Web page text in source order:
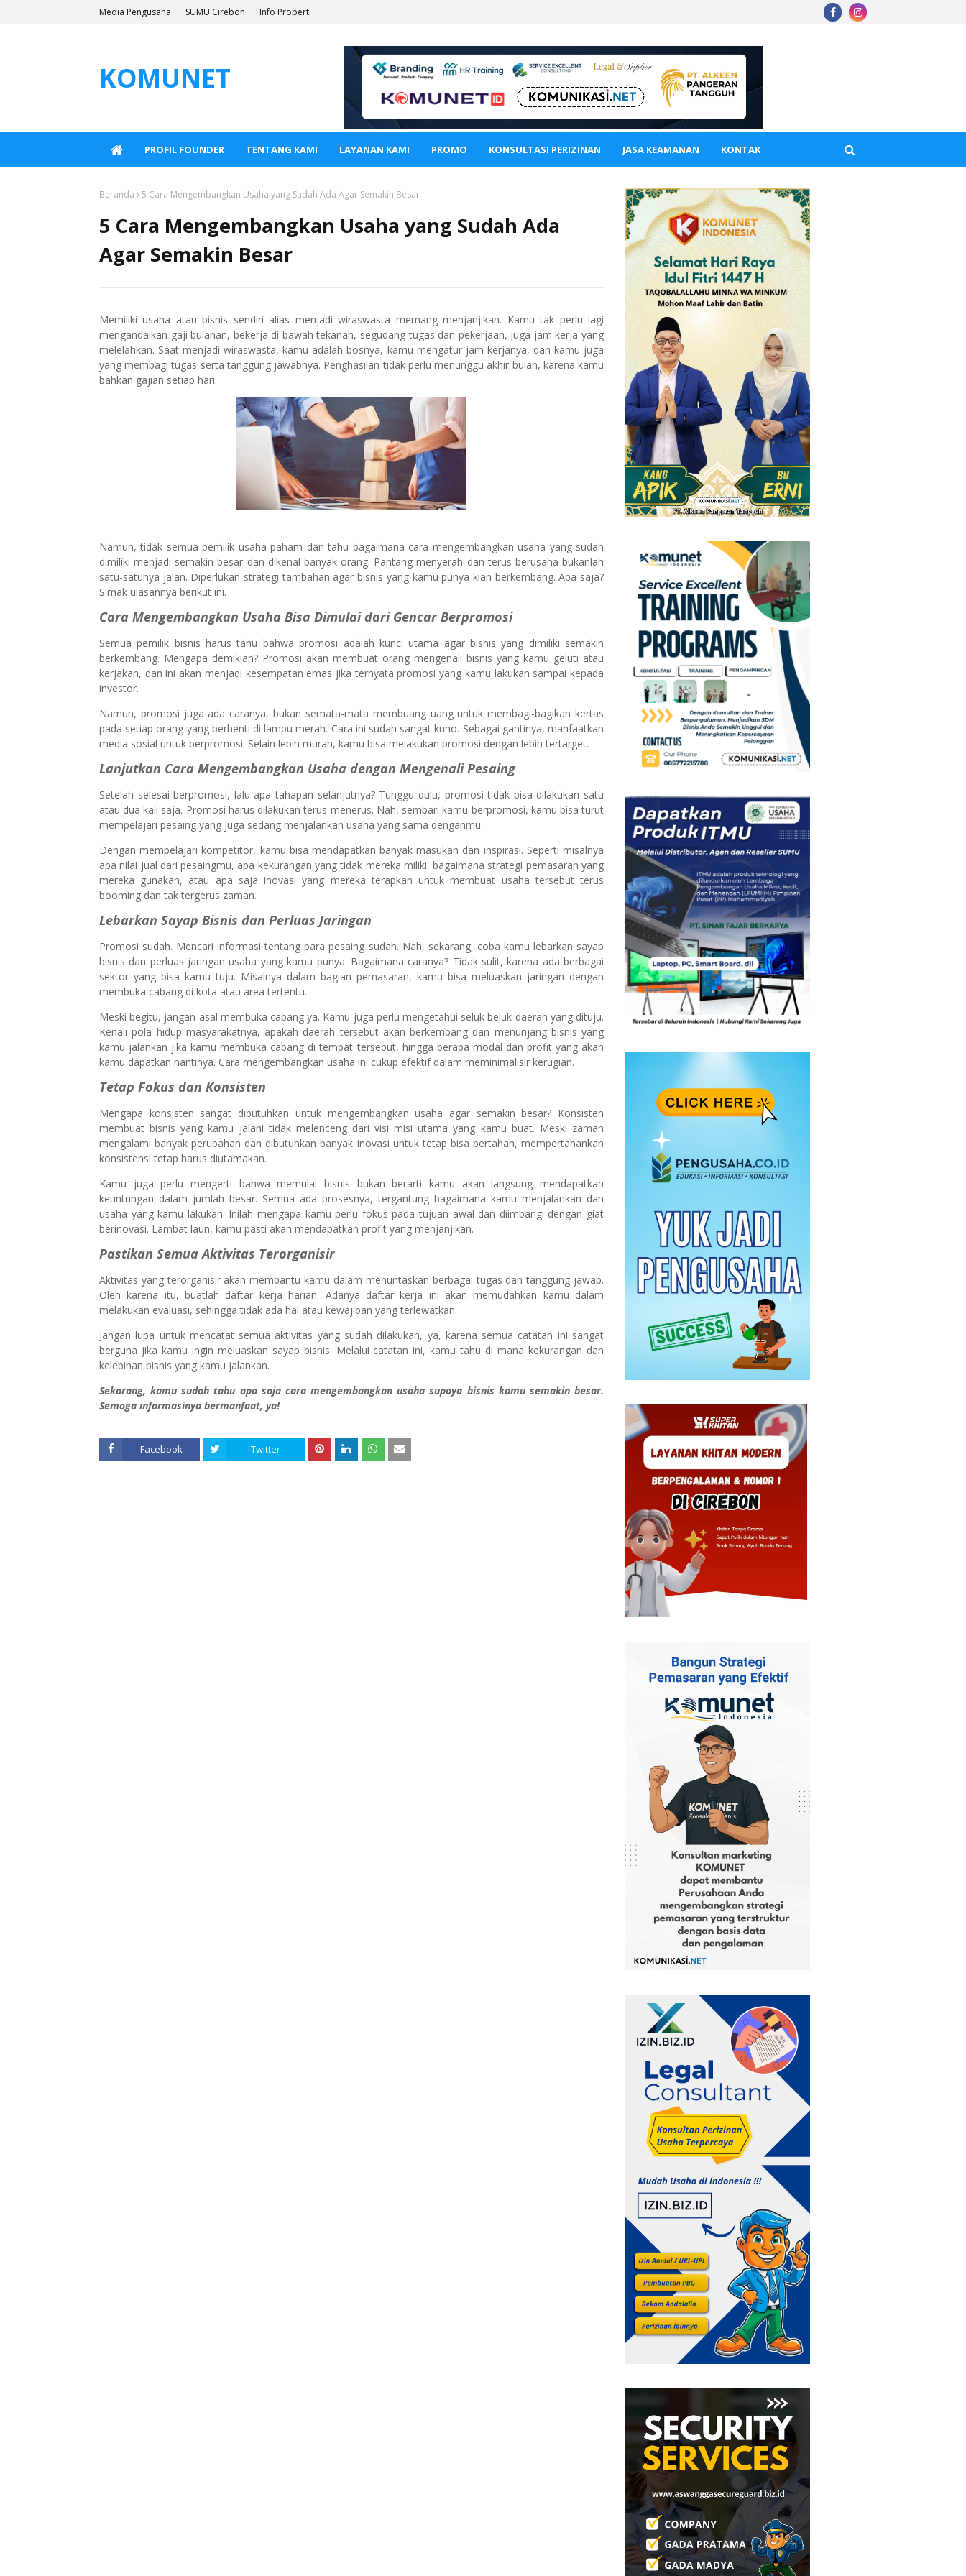
Media Pengusaha SUMU Cirebon Info Properti
KOMUNET
PROFIL FOUNDER TENTANG KAMI LAYANAN KAMI PROMO KONSULTASI PERIZINAN JASA KEAMANAN KONTAK
Beranda 5 Cara Mengembangkan Usaha yang Sudah Ada Agar Semakin Besar
5 Cara Mengembangkan Usaha yang Sudah Ada
Agar Semakin Besar
Memiliki usaha atau bisnis sendiri alias menjadi wiraswasta memang menjanjikan. Kamu tak perlu lagi
mengandalkan gaji bulanan, bekerja di bawah tekanan, segudang tugas dan pekerjaan, juga jam kerja yang
melelahkan. Saat menjadi wiraswasta, kamu adalah bosnya, kamu mengatur jam kerjanya, dan kamu juga
yang membagi tugas serta tanggung jawabnya. Penghasilan tidak perlu menunggu akhir bulan, karena kamu
bahkan gajian setiap hari.
Namun, tidak semua pemilik usaha paham dan tahu bagaimana cara mengembangkan usaha yang sudah
dimiliki menjadi semakin besar dan dikenal banyak orang. Pantang menyerah dan terus berusaha bukanlah
satu-satunya jalan. Diperlukan strategi tambahan agar bisnis yang kamu punya kian berkembang. Apa saja?
Simak ulasannya berikut ini.
Cara Mengembangkan Usaha Bisa Dimulai dari Gencar Berpromosi
Semua pemilik bisnis harus tahu bahwa promosi adalah kunci utama agar bisnis yang dimiliki semakin
berkembang. Mengapa demikian? Promosi akan membuat orang mengenali bisnis yang kamu geluti atau
kerjakan, dan ini akan menjadi kesempatan emas jika ternyata promosi yang kamu lakukan sampai kepada
investor.
Namun, promosi juga ada caranya, bukan semata-mata membuang uang untuk membagi-bagikan kertas
pada setiap orang yang berhenti di lampu merah. Cara ini sudah sangat kuno. Sebagai gantinya, manfaatkan
media sosial untuk berpromosi. Selain lebih murah, kamu bisa melakukan promosi dengan lebih tertarget.
Lanjutkan Cara Mengembangkan Usaha dengan Mengenali Pesaing
Setelah selesai berpromosi, lalu apa tahapan selanjutnya? Tunggu dulu, promosi tidak bisa dilakukan satu
atau dua kali saja. Promosi harus dilakukan terus-menerus. Nah, sembari kamu berpromosi, kamu bisa turut
mempelajari pesaing yang juga sedang menjalankan usaha yang sama denganmu.
Dengan mempelajari kompetitor, kamu bisa mendapatkan banyak masukan dan inspirasi. Seperti misalnya
apa nilai jual dari pesaingmu, apa kekurangan yang tidak mereka miliki, bagaimana strategi pemasaran yang
mereka gunakan, atau apa saja inovasi yang mereka terapkan untuk membuat usaha tersebut terus
booming dan tak tergerus zaman.
Lebarkan Sayap Bisnis dan Perluas Jaringan
Promosi sudah. Mencari informasi tentang para pesaing sudah. Nah, sekarang, coba kamu lebarkan sayap
bisnis dan perluas jaringan usaha yang kamu punya. Bagaimana caranya? Tidak sulit, karena ada berbagai
sektor yang bisa kamu tuju. Misalnya dalam bagian pemasaran, kamu bisa meluaskan jaringan dengan
membuka cabang di kota atau area tertentu.
Meski begitu, jangan asal membuka cabang ya. Kamu juga perlu mengetahui seluk beluk daerah yang dituju.
Kenali pola hidup masyarakatnya, apakah daerah tersebut akan berkembang dan menunjang bisnis yang
kamu jalankan jika kamu membuka cabang di tempat tersebut, hingga berapa modal dan profit yang akan
kamu dapatkan nantinya. Cara mengembangkan usaha ini cukup efektif dalam meminimalisir kerugian.
Tetap Fokus dan Konsisten
Mengapa konsisten sangat dibutuhkan untuk mengembangkan usaha agar semakin besar? Konsisten
membuat bisnis yang kamu jalani tidak melenceng dari visi misi utama yang kamu buat. Meski zaman
mengalami banyak perubahan dan dibutuhkan banyak inovasi untuk tetap bisa bertahan, mempertahankan
konsistensi tetap harus diutamakan.
Kamu juga perlu mengerti bahwa memulai bisnis bukan berarti kamu akan langsung mendapatkan
keuntungan dalam jumlah besar. Semua ada prosesnya, tergantung bagaimana kamu menjalankan dan
usaha yang kamu lakukan. Inilah mengapa kamu perlu fokus pada tujuan awal dan diimbangi dengan giat
berinovasi. Lambat laun, kamu pasti akan mendapatkan profit yang menjanjikan.
Pastikan Semua Aktivitas Terorganisir
Aktivitas yang terorganisir akan membantu kamu dalam menuntaskan berbagai tugas dan tanggung jawab.
Oleh karena itu, buatlah daftar kerja harian. Adanya daftar kerja ini akan memudahkan kamu dalam
melakukan evaluasi, sehingga tidak ada hal atau kewajiban yang terlewatkan.
Jangan lupa untuk mencatat semua aktivitas yang sudah dilakukan, ya, karena semua catatan ini sangat
berguna jika kamu ingin meluaskan sayap bisnis. Melalui catatan ini, kamu tahu di mana kekurangan dan
kelebihan bisnis yang kamu jalankan.
Sekarang, kamu sudah tahu apa saja cara mengembangkan usaha supaya bisnis kamu semakin besar.
Semoga informasinya bermanfaat, ya!
Facebook Twitter